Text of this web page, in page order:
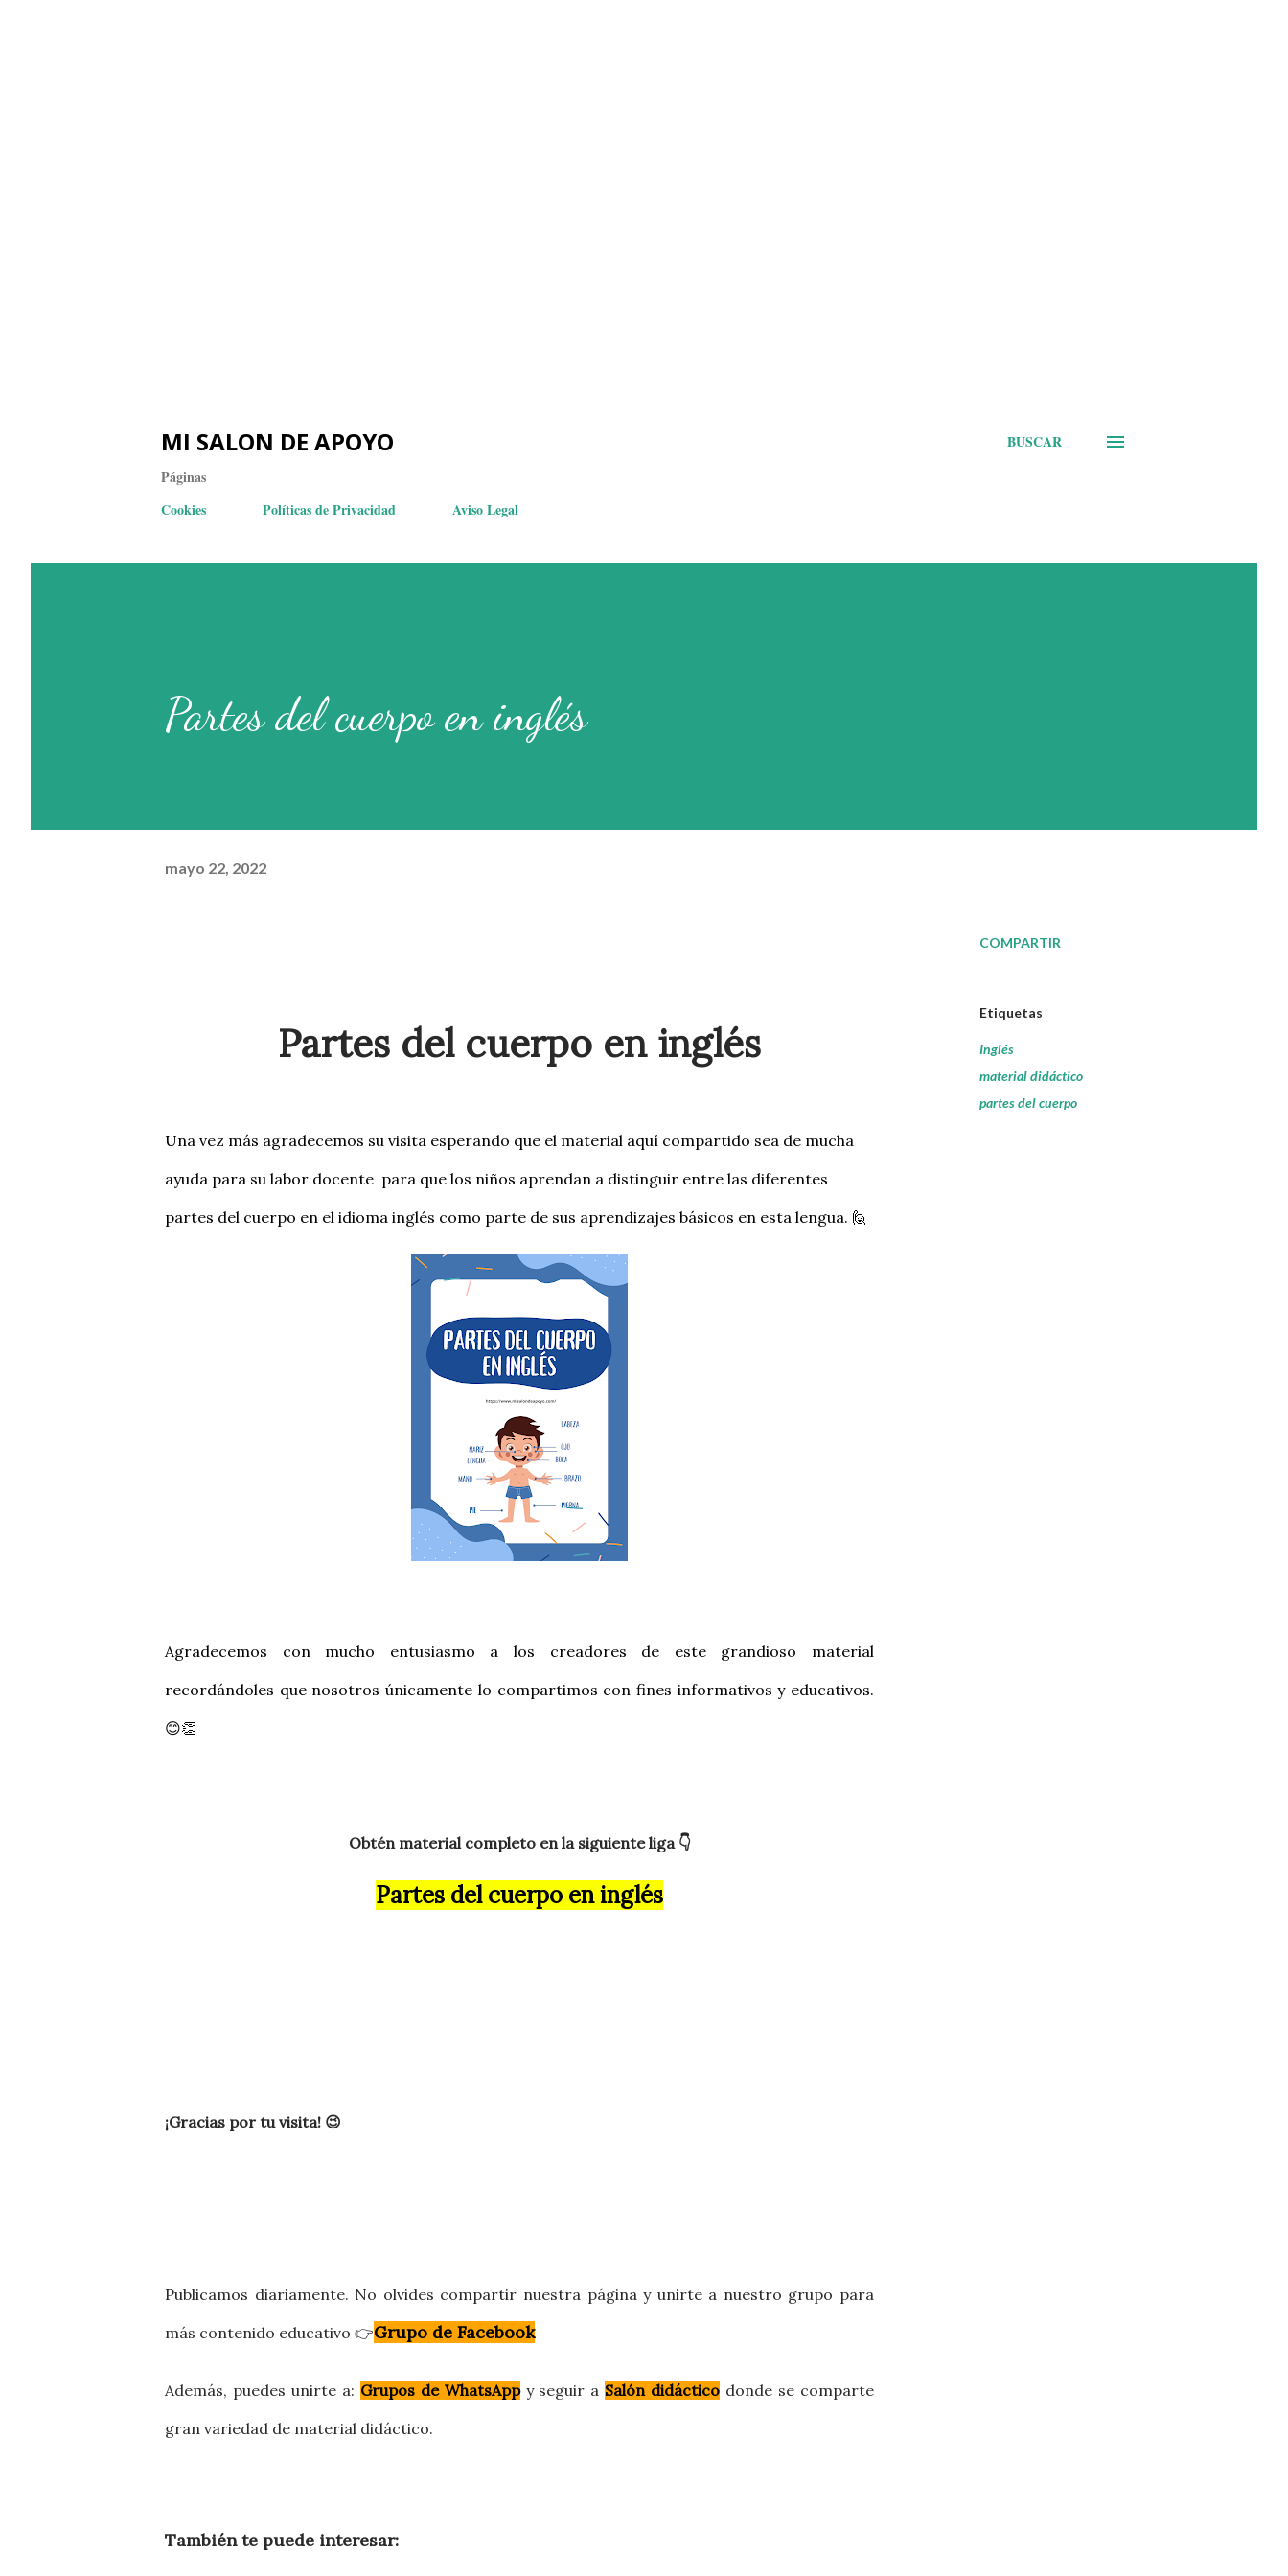
MI SALON DE APOYO
BUSCAR
Páginas
Cookies
Políticas de Privacidad Aviso Legal
Partes del cuerpo en inglés
mayo 22, 2022
Partes del cuerpo en inglés
Una vez más agradecemos su visita esperando que el material aquí compartido sea de mucha
ayuda para su labor docente para que los niños aprendan a distinguir entre las diferentes
partes del cuerpo en el idioma inglés como parte de sus aprendizajes básicos en esta lengua. 🙋
Agradecemos con mucho entusiasmo a los creadores de este grandioso material
recordándoles que nosotros únicamente lo compartimos con fines informativos y educativos.
😊👏
Obtén material completo en la siguiente liga 👇
Partes del cuerpo en inglés
¡Gracias por tu visita! 😉
Publicamos diariamente. No olvides compartir nuestra página y unirte a nuestro grupo para
más contenido educativo 👉Grupo de Facebook
Además, puedes unirte a: Grupos de WhatsAppy seguir a Salón didáctico donde se comparte
gran variedad de material didáctico.
También te puede interesar:
COMPARTIR
Etiquetas
Inglés
material didáctico
partes del cuerpo